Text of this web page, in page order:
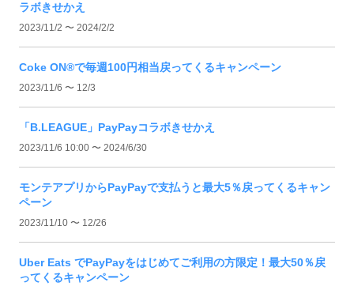
ラボきせかえ
2023/11/2 〜 2024/2/2
Coke ON®で毎週100円相当戻ってくるキャンペーン
2023/11/6 〜 12/3
「B.LEAGUE」PayPayコラボきせかえ
2023/11/6 10:00 〜 2024/6/30
モンテアプリからPayPayで支払うと最大5％戻ってくるキャン
ペーン
2023/11/10 〜 12/26
Uber Eats でPayPayをはじめてご利用の方限定！最大50％戻
ってくるキャンペーン